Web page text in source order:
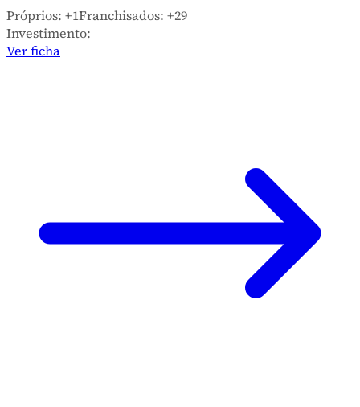
Próprios: +1Franchisados: +29
Investimento:
Ver ficha